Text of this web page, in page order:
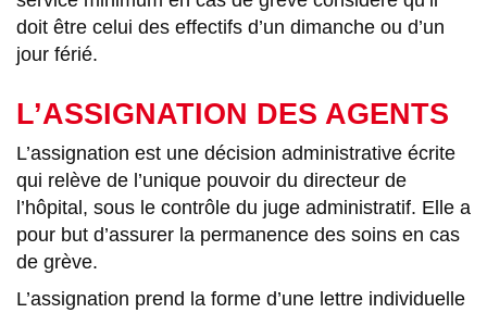
doit être celui des effectifs d’un dimanche ou d’un
jour férié.
L’ASSIGNATION DES AGENTS
L’assignation est une décision administrative écrite
qui relève de l’unique pouvoir du directeur de
l’hôpital, sous le contrôle du juge administratif. Elle a
pour but d’assurer la permanence des soins en cas
de grève.
L’assignation prend la forme d’une lettre individuelle